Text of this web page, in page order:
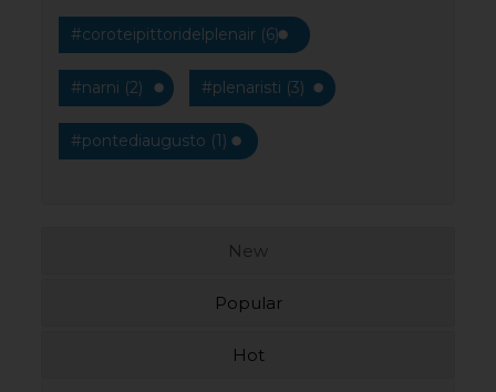
#coroteipittoridelplenair (6)
#narni (2) #plenaristi (3)
#pontediaugusto (1)
New
Popular
Hot